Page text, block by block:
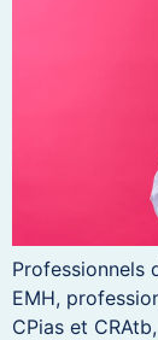
Professionnels
EMH,
CPias et